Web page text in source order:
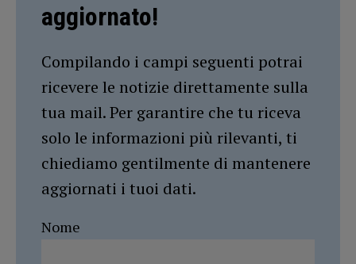
aggiornato!
Compilando i campi seguenti potrai
ricevere le notizie direttamente sulla
tua mail. Per garantire che tu riceva
solo le informazioni più rilevanti, ti
chiediamo gentilmente di mantenere
aggiornati i tuoi dati.
Nome